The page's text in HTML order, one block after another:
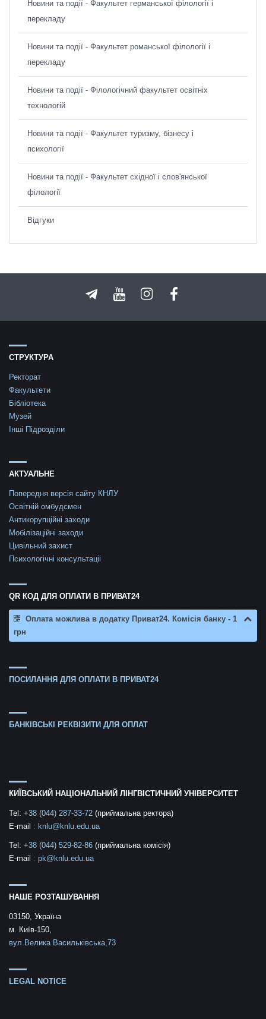
Новини та події - Факультет германської філології і
перекладу
Новини та події - Факультет романської філології і
перекладу
Новини та події - Філологічний факультет освітніх
технологій
Новини та події - Факультет туризму, бізнесу і
психології
Новини та події - Факультет східної і слов'янської
філології
Відгуки
СТРУКТУРА
Ректорат
Факультети
Бібліотека
Музей
Інші Підрозділи
АКТУАЛЬНЕ
Попередня версія сайту КНЛУ
Освітній омбудсмен
Антикорупційні заходи
Мобілізаційні заходи
Цивільний захист
Психологічні консультаціі
QR КОД ДЛЯ ОПЛАТИ В ПРИВАТ24
Оплата можлива в додатку Приват24. Комісія банку - 1
грн
ПОСИЛАННЯ ДЛЯ ОПЛАТИ В ПРИВАТ24
БАНКІВСЬКІ РЕКВІЗИТИ ДЛЯ ОПЛАТ
КИЇВСЬКИЙ НАЦІОНАЛЬНИЙ ЛІНГВІСТИЧНИЙ УНІВЕРСИТЕТ
Tel: +38 (044) 287-33-72 (приймальна ректора)
E-mail : knlu@knlu.edu.ua
Tel: +38 (044) 529-82-86 (приймальна комісія)
E-mail : pk@knlu.edu.ua
НАШЕ РОЗТАШУВАННЯ
03150, Україна
м. Київ-150,
вул.Велика Васильківська,73
LEGAL NOTICE